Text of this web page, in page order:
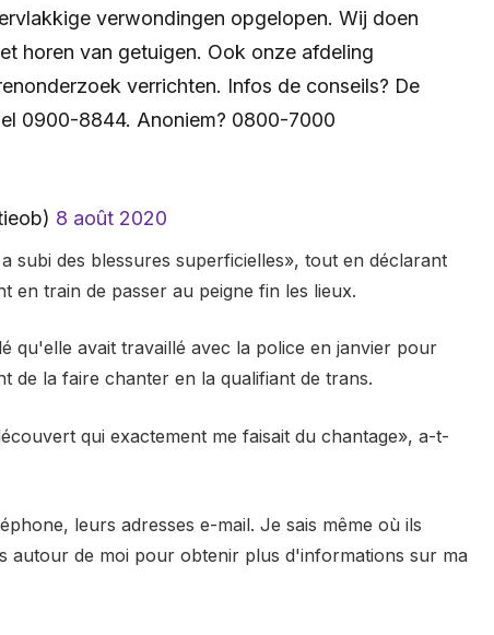
verwondingen opgelopen. Wij doen
horen van getuigen. Ook onze afdeling
verrichten. Infos de conseils? De
0900-8844. Anoniem? 0800-7000
8 août 2020
subi des blessures superficielles», tout en déclarant
en train de passer au peigne fin les lieux.
qu'elle avait travaillé avec la police en janvier pour
de la faire chanter en la qualifiant de trans.
qui exactement me faisait du chantage», a-t-
leurs adresses e-mail. Je sais même où ils
autour de moi pour obtenir plus d'informations sur ma